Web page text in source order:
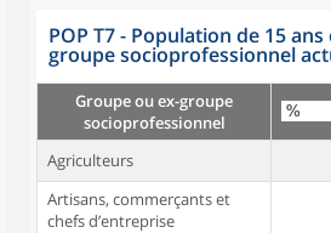
POP T7 - Population de 15
groupe socioprofessionnel
Groupe ou ex-groupe
socioprofessionnel
Agriculteurs
Artisans, commerçants et
chefs d’entreprise